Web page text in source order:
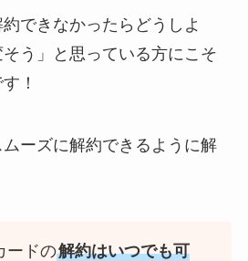
できなかったらどうしよ
う」と思っている方にこそ
！
ーズに解約できるように解
ードの解約はいつでも可